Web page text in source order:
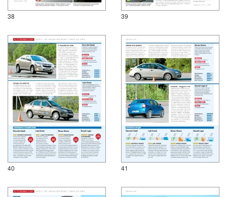
38 39
40 41